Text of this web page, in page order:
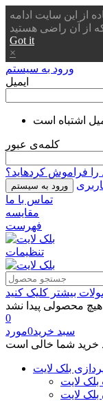
از این سایت ادامه
Got it
×
ورود به سیستم
ایمیل
اشتباه است
کلمه‌ی عبور
را فراموش کردهاید؟
ورود به سیستم
تماس با ما
مقایسه
فهرست
تنظیمات
هیچ محصولی پیدا نشد
0
سبد خرید0مورد
بلک لایت
بلک لایت
لایت